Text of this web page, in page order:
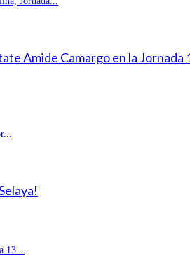
Amide Camargo en la
13...